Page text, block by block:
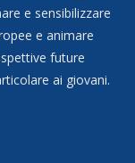
e sensibilizzare
e animare
future
ai giovani.